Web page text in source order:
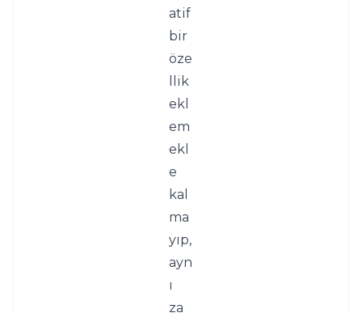
atif
bir
öze
llik
ekl
em
ekl
e
kal
ma
yıp,
ayn
ı
za